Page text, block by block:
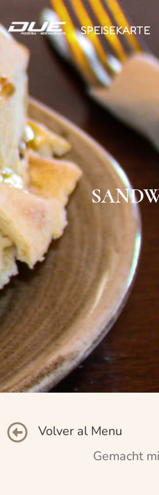
SPEISEKARTE
Volver al Menu
Gemacht